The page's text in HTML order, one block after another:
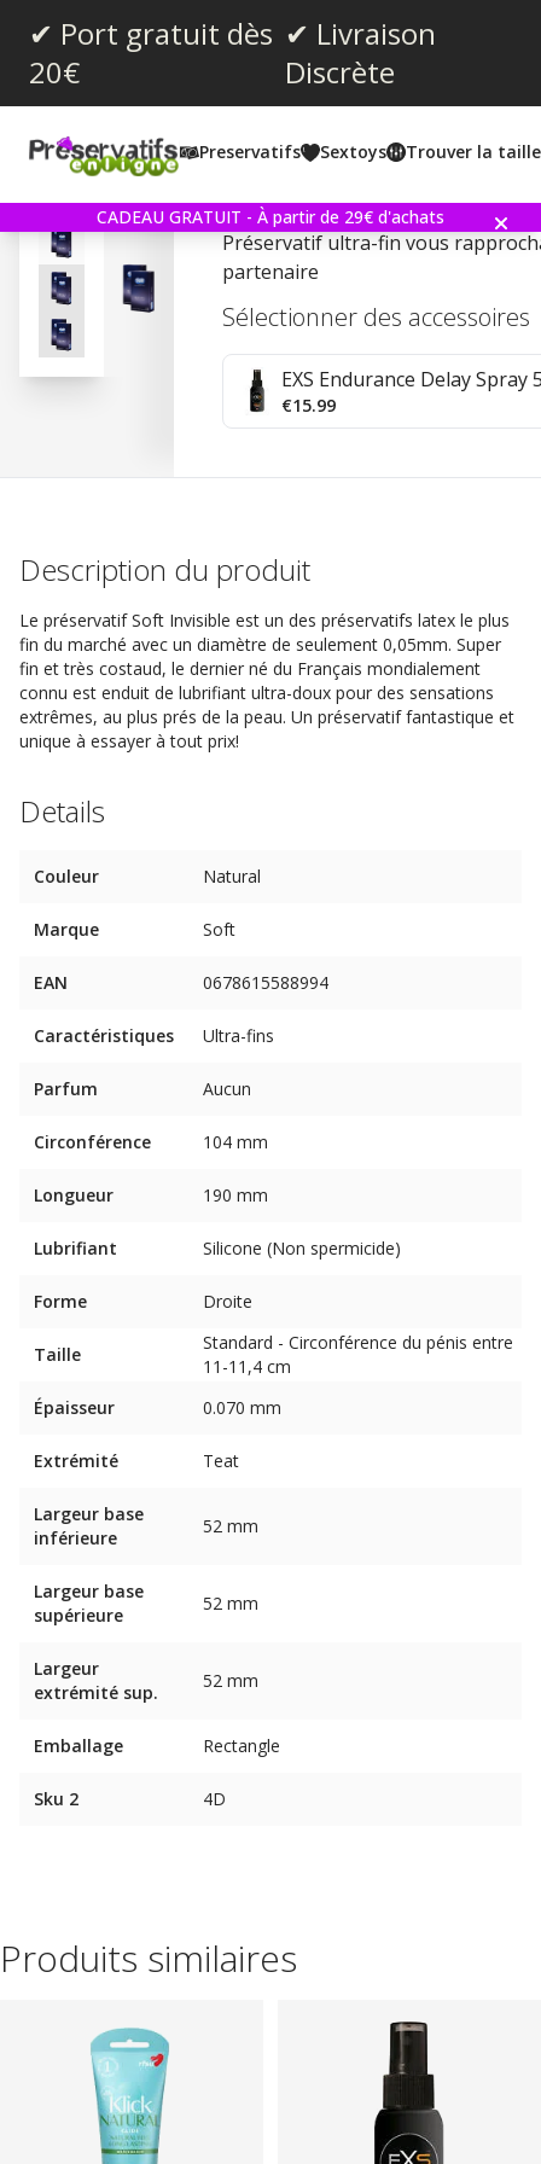
✔ Port gratuit dès
20€
✔ Livraison
Discrète
Preservatifs Sextoys Trouver la
CADEAU GRATUIT - À partir de 29€ d'achats
Commentaires (1)
SOFT Invisible 20
Préservatif ultra-fin vous
partenaire
Sélectionner des accessoires
EXS Endurance Delay Spray
€15.99
Description du produit
Le préservatif Soft Invisible est un des préservatifs latex le plus
fin du marché avec un diamètre de seulement 0,05mm. Super
fin et très costaud, le dernier né du Français mondialement
connu est enduit de lubrifiant ultra-doux pour des sensations
extrêmes, au plus prés de la peau. Un préservatif fantastique et
unique à essayer à tout prix!
Details
Couleur Natural
Marque Soft
EAN 0678615588994
Caractéristiques Ultra-fins
Parfum Aucun
Circonférence 104 mm
Longueur 190 mm
Lubrifiant Silicone (Non spermicide)
Forme Droite
Taille
Standard - Circonférence du pénis entre
11-11,4 cm
Épaisseur
0.070 mm
Extrémité Teat
Largeur base
inférieure
52 mm
Largeur base
supérieure
52 mm
Largeur
extrémité sup.
52 mm
Emballage Rectangle
Sku 2 4D
Produits similaires